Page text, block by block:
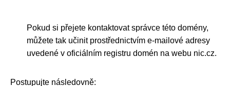
Pokud si přejete kontaktovat správce této domény,
můžete tak učinit prostřednictvím e-mailové adresy
uvedené v oficiálním registru domén na webu nic.cz.
Postupujte následovně: